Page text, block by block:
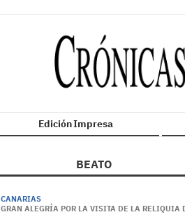
Edición Impresa
BEATO
CANARIAS
GRAN ALEGRÍA POR LA VISITA DE LA RELIQUIA